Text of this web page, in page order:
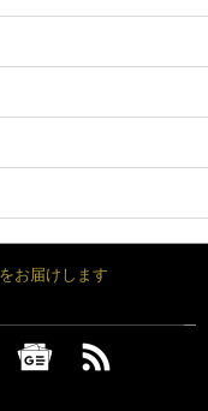
お届けします